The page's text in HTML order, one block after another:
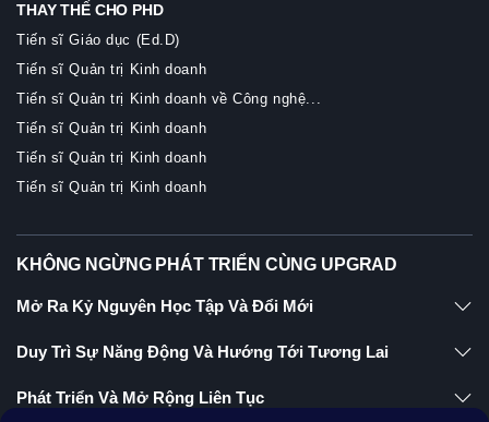
THAY THẾ CHO PHD
Tiến sĩ Giáo dục (Ed.D)
Tiến sĩ Quản trị Kinh doanh
Tiến sĩ Quản trị Kinh doanh về Công nghệ...
Tiến sĩ Quản trị Kinh doanh
Tiến sĩ Quản trị Kinh doanh
Tiến sĩ Quản trị Kinh doanh
KHÔNG NGỪNG PHÁT TRIỂN CÙNG UPGRAD
Mở Ra Kỷ Nguyên Học Tập Và Đổi Mới
Duy Trì Sự Năng Động Và Hướng Tới Tương Lai
Phát Triển Và Mở Rộng Liên Tục